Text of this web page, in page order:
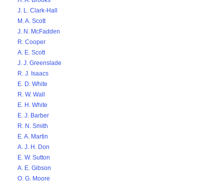
J. L. Clark-Hall
M. A. Scott
J. N. McFadden
R. Cooper
A. E. Scott
J. J. Greenslade
R. J. Isaacs
E. D. White
R. W. Wall
E. H. White
E. J. Barber
R. N. Smith
E. A. Martin
A. J. H. Don
E. W. Sutton
A. E. Gibson
O. G. Moore